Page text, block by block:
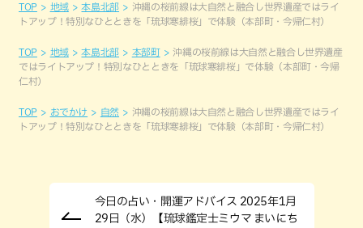
TOP 地域 本島北部
沖縄の桜前線は大自然と融合し世界遺産ではライ
トアップ！特別なひとときを「琉球寒緋桜」で体験（本部町・今帰仁村）
TOP 地域 本島北部 本部町
沖縄の桜前線は大自然と融合し世界遺産
ではライトアップ！特別なひとときを「琉球寒緋桜」で体験（本部町・今帰
仁村）
TOP おでかけ 自然
沖縄の桜前線は大自然と融合し世界遺産ではライ
トアップ！特別なひとときを「琉球寒緋桜」で体験（本部町・今帰仁村）
今日の占い・開運アドバイス 2025年1月
29日（水）【琉球鑑定士ミウマ まいにち